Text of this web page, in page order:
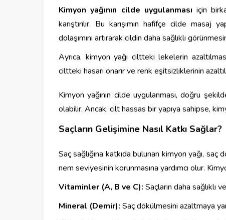
Kimyon yağının cilde uygulanması için
karıştırılır. Bu karışımın hafifçe cilde
dolaşımını artırarak cildin daha sağlıklı
Ayrıca, kimyon yağı ciltteki lekelerin
ciltteki hasarı onarır ve renk eşitsizliklerinin
Kimyon yağının cilde uygulanması, doğru
olabilir. Ancak, cilt hassas bir yapıya sahipse,
Saçların Gelişimine Nasıl Katkı Sağlar?
Saç sağlığına katkıda bulunan kimyon yağı,
nem seviyesinin korunmasına yardımcı olur.
Vitaminler (A, B ve C): Saçların daha sağlıklı
Mineral (Demir): Saç dökülmesini azaltmaya